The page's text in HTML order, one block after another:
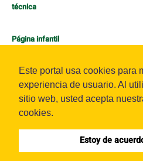
Este portal usa cookies para
experiencia de usuario. Al
sitio web, usted acepta
cookies.
Estoy de
técnica
Página infantil